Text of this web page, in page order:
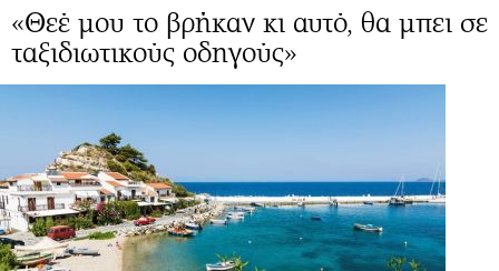
«Θεέ μου το βρήκαν κι αυτό, θα μπει σε
ταξιδιωτικούς οδηγούς»